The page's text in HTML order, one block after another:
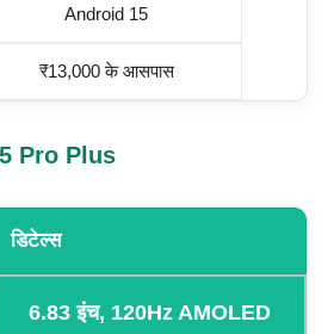
Android 15
₹13,000 के आसपास
Pro Plus
डिटेल्स
6.83 इंच, 120Hz AMOLED